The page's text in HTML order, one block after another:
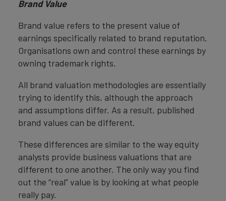
Brand Value
Brand value refers to the present value of
earnings specifically related to brand reputation.
Organisations own and control these earnings by
owning trademark rights.
All brand valuation methodologies are essentially
trying to identify this, although the approach
and assumptions differ. As a result, published
brand values can be different.
These differences are similar to the way equity
analysts provide business valuations that are
different to one another. The only way you find
out the “real” value is by looking at what people
really pay.